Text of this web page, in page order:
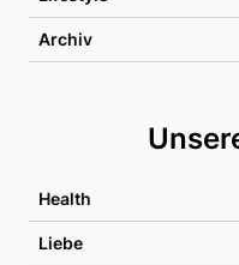
Archiv
Health
Liebe